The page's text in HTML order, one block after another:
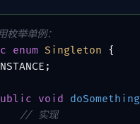
举单例：
enum Singleton {
void doSomething
// 实现